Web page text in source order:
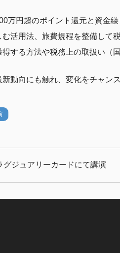
万円超のポイント還元と資金
活用法、旅費規程を整備して
する方法や税務上の取扱い（
動向にも触れ、変化をチャン
グジュアリーカードにて講演